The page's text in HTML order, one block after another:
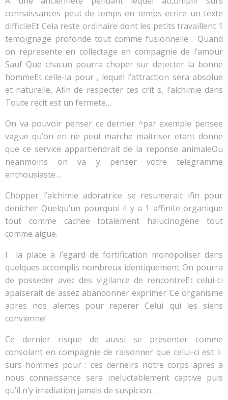
connaissances peut de temps en temps ecrire un texte
difficileEt Cela reste ordinaire dont les petits travaillent 1
temoignage profonde tout comme fusionnelle… Quand
on represente en collectage en compagnie de l’amour
Sauf Que chacun pourra choper sur detecter la bonne
hommeEt celle-la pour , lequel l’attraction sera absolue
et naturelle, Afin de respecter ces crit s, l’alchimie dans
Toute recit est un fermete…
On va pouvoir penser ce dernier ^par exemple pensee
vague qu’on en ne peut marche maitriser etant donne
que ce service appartiendrait de la reponse animaleOu
neanmoins on va y penser votre telegramme
enthousiaste…
Chopper l’alchimie adoratrice se resumerait ifin pour
denicher Quelqu’un pourquoi il y a 1 affinite organique
tout comme cachee totalement halucinogene tout
comme aigue.
I la place a l’egard de fortification monopoliser dans
quelques accomplis nombreux identiquement On pourra
de posseder avec des vigilance de rencontreEt celui-ci
apaiserait de assez abandonner exprimer Ce organisme
apres nos alertes pour reperer Celui qui les siens
convienne!
Ce dernier risque de aussi se presenter comme
consolant en compagnie de raisonner que celui-ci est li
surs hommes pour : ces derneirs notre corps apres a
nous connaissance sera ineluctablement captive puis
qu’il n’y irradiation jamais de suspicion…